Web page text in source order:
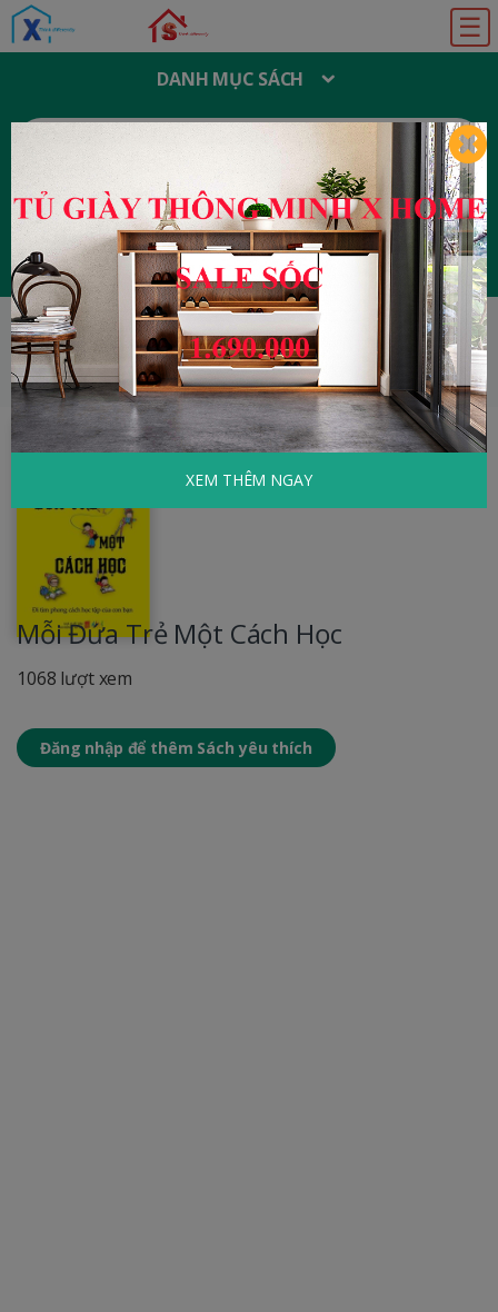
☰
DANH MỤC SÁCH
T
M
I
:
Đăng ký Đăng nhập
HOME Tâm Lý - Kỹ Năng Sống
Mỗi Đứa
Trẻ Một Cách Học
Mỗi Đứa Trẻ Một Cách Học
1068 lượt xem
Đăng nhập để thêm Sách yêu thích
XEM THÊM NGAY